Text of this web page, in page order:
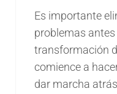
Es importante
problemas
transformación
comience a
dar marcha